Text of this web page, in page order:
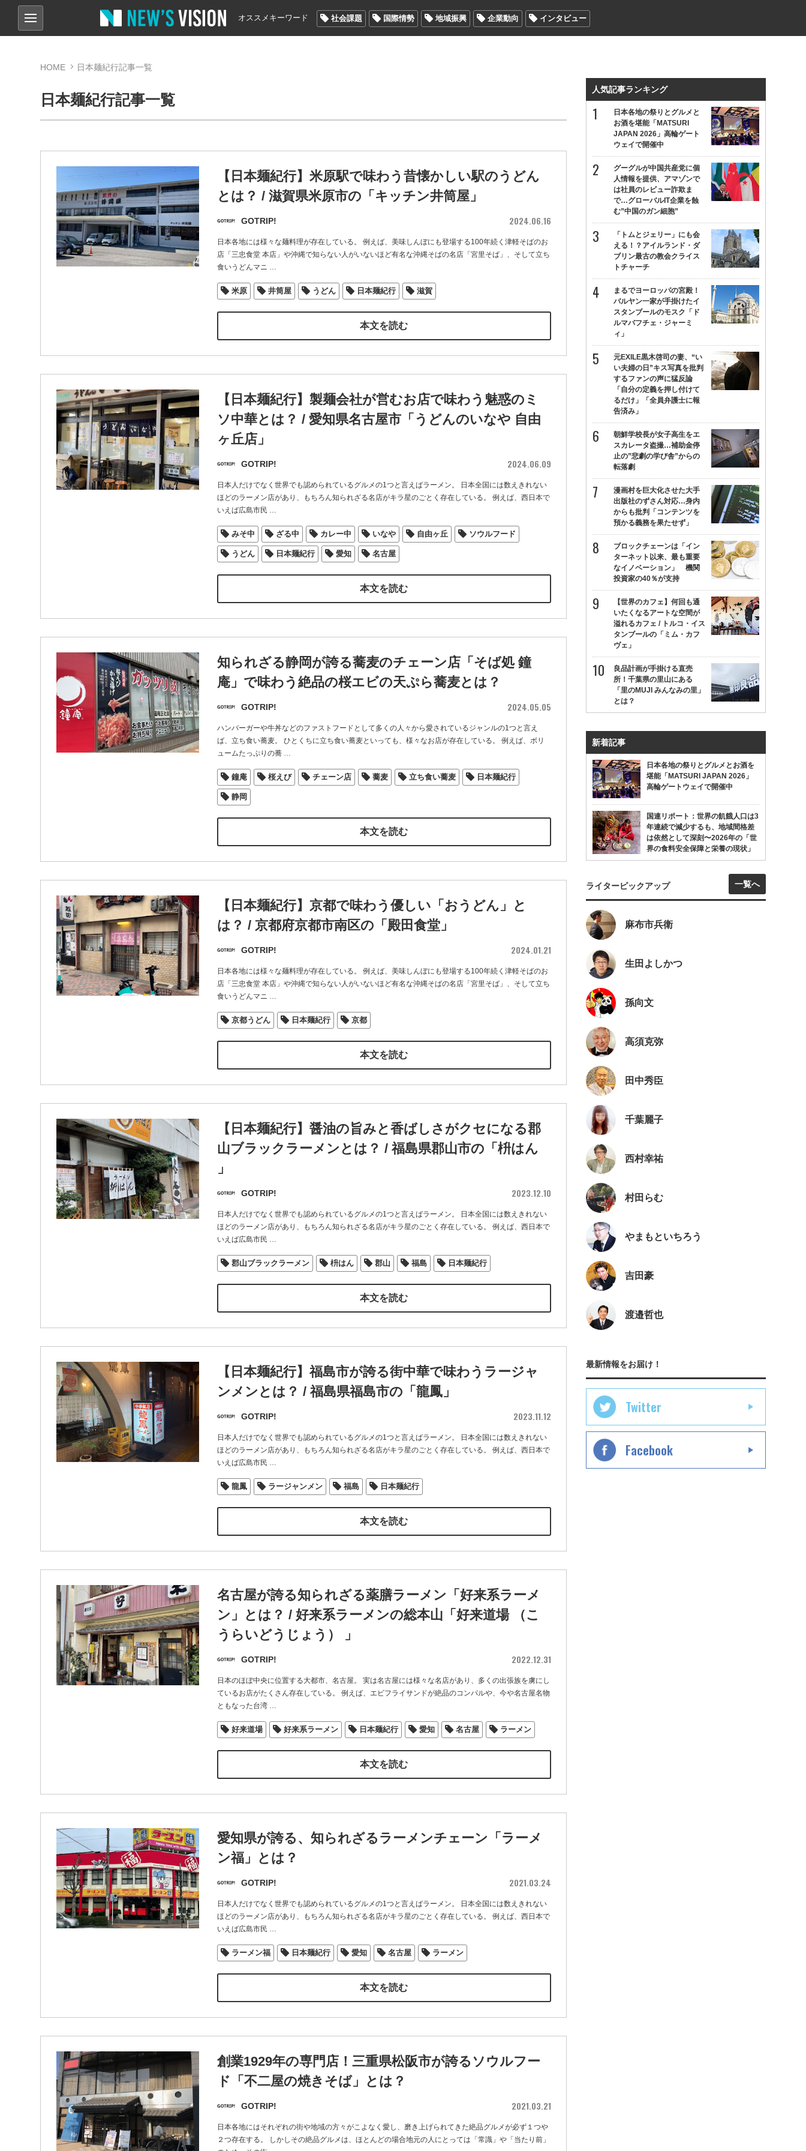
オススメキーワード 社会課題 国際情勢 地域振興 企業動向 インタビュー
HOME 日本麺紀行記事一覧
日本麺紀行記事一覧
【日本麺紀行】米原駅で味わう昔懐かしい駅のうどん
とは？ / 滋賀県米原市の「キッチン井筒屋」
GOTRIP! 2024.06.16
日本各地には様々な麺料理が存在している。 例えば、美味しんぼにも登場する100年続く津軽そばのお
店「三忠食堂 本店」や沖縄で知らない人がいないほど有名な沖縄そばの名店「宮里そば」、そして立ち
食いうどんマニ …
米原 井筒屋 うどん 日本麺紀行 滋賀
本文を読む
【日本麺紀行】製麺会社が営むお店で味わう魅惑のミ
ソ中華とは？ / 愛知県名古屋市「うどんのいなや 自由
ヶ丘店」
GOTRIP! 2024.06.09
日本人だけでなく世界でも認められているグルメの1つと言えばラーメン。 日本全国には数えきれない
ほどのラーメン店があり、もちろん知られざる名店がキラ星のごとく存在している。 例えば、西日本で
いえば広島市民 …
みそ中 ざる中 カレー中 いなや 自由ヶ丘 ソウルフード
うどん 日本麺紀行 愛知 名古屋
本文を読む
知られざる静岡が誇る蕎麦のチェーン店「そば処 鐘
庵」で味わう絶品の桜エビの天ぷら蕎麦とは？
GOTRIP! 2024.05.05
ハンバーガーや牛丼などのファストフードとして多くの人々から愛されているジャンルの1つと言え
ば、立ち食い蕎麦。 ひとくちに立ち食い蕎麦といっても、様々なお店が存在している。 例えば、ボリ
ュームたっぷりの蕎…
鐘庵 桜えび チェーン店 蕎麦 立ち食い蕎麦 日本麺紀行
静岡
本文を読む
【日本麺紀行】京都で味わう優しい「おうどん」と
は？ / 京都府京都市南区の「殿田食堂」
GOTRIP! 2024.01.21
日本各地には様々な麺料理が存在している。 例えば、美味しんぼにも登場する100年続く津軽そばのお
店「三忠食堂 本店」や沖縄で知らない人がいないほど有名な沖縄そばの名店「宮里そば」、そして立ち
食いうどんマニ …
京都うどん 日本麺紀行 京都
本文を読む
【日本麺紀行】醤油の旨みと香ばしさがクセになる郡
山ブラックラーメンとは？ / 福島県郡山市の「枡はん
」
GOTRIP! 2023.12.10
日本人だけでなく世界でも認められているグルメの1つと言えばラーメン。 日本全国には数えきれない
ほどのラーメン店があり、もちろん知られざる名店がキラ星のごとく存在している。 例えば、西日本で
いえば広島市民 …
郡山ブラックラーメン 枡はん 郡山 福島 日本麺紀行
本文を読む
【日本麺紀行】福島市が誇る街中華で味わうラージャ
ンメンとは？ / 福島県福島市の「龍鳳」
GOTRIP! 2023.11.12
日本人だけでなく世界でも認められているグルメの1つと言えばラーメン。 日本全国には数えきれない
ほどのラーメン店があり、もちろん知られざる名店がキラ星のごとく存在している。 例えば、西日本で
いえば広島市民 …
龍鳳 ラージャンメン 福島 日本麺紀行
本文を読む
名古屋が誇る知られざる薬膳ラーメン「好来系ラーメ
ン」とは？ / 好来系ラーメンの総本山「好来道場 （こ
うらいどうじょう） 」
GOTRIP! 2022.12.31
日本のほぼ中央に位置する大都市、名古屋。 実は名古屋には様々な名店があり、多くの出張族を虜にし
ているお店がたくさん存在している。 例えば、エビフライサンドが絶品のコンパルや、今や名古屋名物
ともなった台湾…
好来道場 好来系ラーメン 日本麺紀行 愛知 名古屋 ラーメン
本文を読む
愛知県が誇る、知られざるラーメンチェーン「ラーメ
ン福」とは？
GOTRIP! 2021.03.24
日本人だけでなく世界でも認められているグルメの1つと言えばラーメン。 日本全国には数えきれない
ほどのラーメン店があり、もちろん知られざる名店がキラ星のごとく存在している。 例えば、西日本で
いえば広島市民 …
ラーメン福 日本麺紀行 愛知 名古屋 ラーメン
本文を読む
創業1929年の専門店！三重県松阪市が誇るソウルフー
ド「不二屋の焼きそば」とは？
GOTRIP! 2021.03.21
日本各地にはそれぞれの街や地域の方々がこよなく愛し、磨き上げられてきた絶品グルメが必ず１つや
２つ存在する。 しかしその絶品グルメは、ほとんどの場合地元の人にとっては「常識」や「当たり前」
人気記事ランキング
日本各地の祭りとグルメと
お酒を堪能「MATSURI
JAPAN 2026」高輪ゲート
ウェイで開催中
グーグルが中国共産党に個
人情報を提供、アマゾンで
は社員のレビュー詐欺ま
で…グローバルIT企業を蝕
む”中国のガン細胞”
「トムとジェリー」にも会
える！？アイルランド・ダ
ブリン最古の教会クライス
トチャーチ
まるでヨーロッパの宮殿！
バルヤン一家が手掛けたイ
スタンブールのモスク「ド
ルマバフチェ・ジャーミ
ィ」
元EXILE黒木啓司の妻、“い
い夫婦の日”キス写真を批判
するファンの声に猛反論
「自分の定義を押し付けて
るだけ」「全員弁護士に報
告済み」
朝鮮学校長が女子高生をエ
スカレータ盗撮…補助金停
止の”悲劇の学び舎”からの
転落劇
漫画村を巨大化させた大手
出版社のずさん対応…身内
からも批判「コンテンツを
預かる義務を果たせず」
ブロックチェーンは「イン
ターネット以来、最も重要
なイノベーション」 機関
投資家の40％が支持
【世界のカフェ】何回も通
いたくなるアートな空間が
溢れるカフェ / トルコ・イス
タンブールの「ミム・カフ
ヴェ」
良品計画が手掛ける直売
所！千葉県の里山にある
「里のMUJI みんなみの里」
とは？
新着記事
日本各地の祭りとグルメとお酒を
堪能「MATSURI JAPAN 2026」
高輪ゲートウェイで開催中
国連リポート：世界の飢餓人口は3
年連続で減少するも、地域間格差
は依然として深刻〜2026年の「世
界の食料安全保障と栄養の現状」
ライターピックアップ 一覧へ
麻布市兵衛
生田よしかつ
孫向文
高須克弥
田中秀臣
千葉麗子
西村幸祐
村田らむ
やまもといちろう
吉田豪
渡邉哲也
最新情報をお届け！
Twitter
Facebook